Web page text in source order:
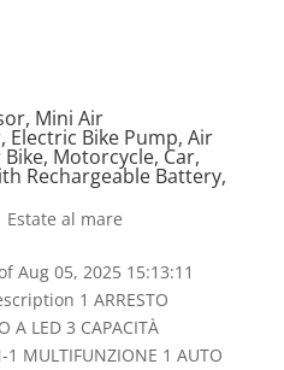
Mini Air
Electric Bike Pump, Air
Motorcycle, Car,
Rechargeable Battery,
Estate al mare
Aug 05, 2025 15:13:11
1 ARRESTO
A LED 3 CAPACITÀ
1 MULTIFUNZIONE 1 AUTO